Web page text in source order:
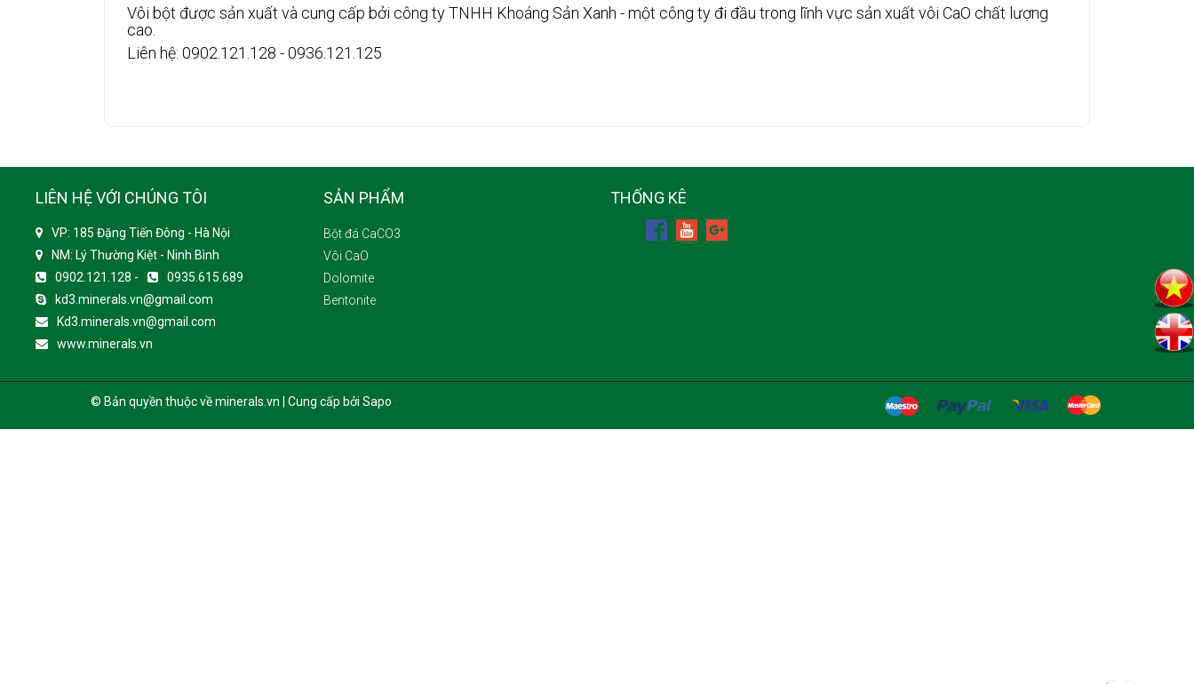
Vôi bột được sản xuất và cung cấp bởi công ty TNHH Khoáng Sản Xanh - một công ty đi đầu trong lĩnh vực sản xuất vôi CaO chất lượng
cao.
Liên hệ: 0902.121.128 - 0936.121.125
LIÊN HỆ VỚI CHÚNG TÔI
VP: 185 Đặng Tiến Đông - Hà Nội
NM: Lý Thường Kiệt - Ninh Bình
0902.121.128 -
0935.615.689
kd3.minerals.vn@gmail.com
Kd3.minerals.vn@gmail.com
www.minerals.vn
SẢN PHẨM
Bột đá CaCO3
Vôi CaO
Dolomite
Bentonite
THỐNG KÊ
© Bản quyền thuộc về minerals.vn | Cung cấp bởi Sapo